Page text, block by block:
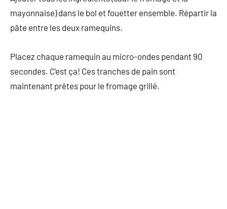
mayonnaise) dans le bol et fouetter ensemble. Répartir la
pâte entre les deux ramequins.
Placez chaque ramequin au micro-ondes pendant 90
secondes. C’est ça! Ces tranches de pain sont
maintenant prêtes pour le fromage grillé.